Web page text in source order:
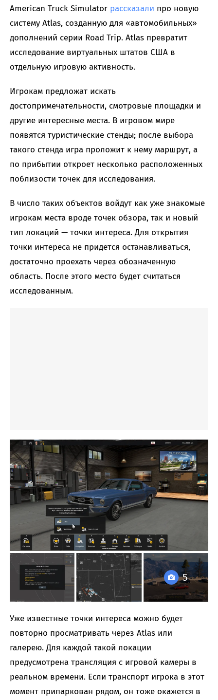
American Truck Simulator рассказали про новую
систему Atlas, созданную для «автомобильных»
дополнений серии Road Trip. Atlas превратит
исследование виртуальных штатов США в
отдельную игровую активность.
Игрокам предложат искать
достопримечательности, смотровые площадки и
другие интересные места. В игровом мире
появятся туристические стенды; после выбора
такого стенда игра проложит к нему маршрут, а
по прибытии откроет несколько расположенных
поблизости точек для исследования.
В число таких объектов войдут как уже знакомые
игрокам места вроде точек обзора, так и новый
тип локаций — точки интереса. Для открытия
точки интереса не придется останавливаться,
достаточно проехать через обозначенную
область. После этого место будет считаться
исследованным.
5
Уже известные точки интереса можно будет
повторно просматривать через Atlas или
галерею. Для каждой такой локации
предусмотрена трансляция с игровой камеры в
реальном времени. Если транспорт игрока в этот
момент припаркован рядом, он тоже окажется в